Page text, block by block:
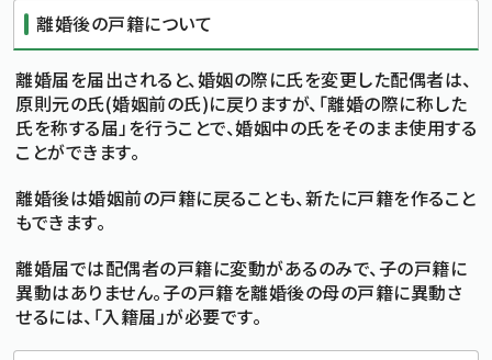
離婚後の戸籍について
離婚届を届出されると、婚姻の際に氏を変更した配偶者は、
原則元の氏(婚姻前の氏)に戻りますが、「離婚の際に称した
氏を称する届」を行うことで、婚姻中の氏をそのまま使用する
ことができます。
離婚後は婚姻前の戸籍に戻ることも、新たに戸籍を作ること
もできます。
離婚届では配偶者の戸籍に変動があるのみで、子の戸籍に
異動はありません。子の戸籍を離婚後の母の戸籍に異動さ
せるには、「入籍届」が必要です。